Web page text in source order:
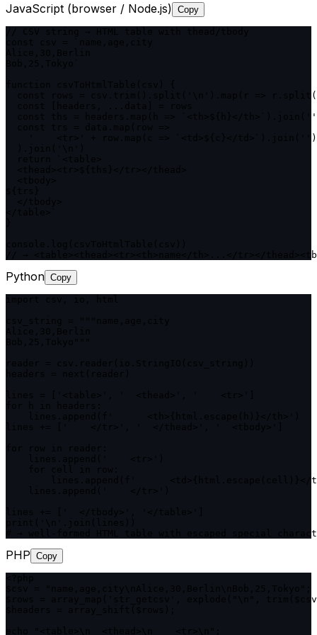
JavaScript (browser / Node.js) Copy
const rows = csv.trim().split('\n').map(r =>
const ths = headers.map(h => `<th>${h}</
'    <tr>' + row.map(c => `<td>${c}</
// → <table><thead><tr><th>name</th>...</tr></
Python Copy
lines.append(f'      <td>{html.escape(cell)}</
# → well-formed HTML table with escaped special
PHP Copy
$rows = array_map('str_getcsv', explode("\n",